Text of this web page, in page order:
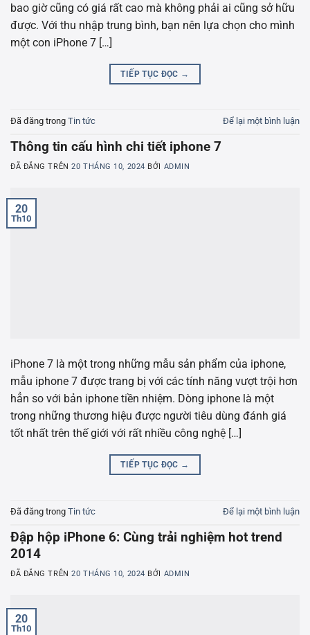
bao giờ cũng có giá rất cao mà không phải ai cũng sở hữu
được. Với thu nhập trung bình, bạn nên lựa chọn cho mình
một con iPhone 7 […]
TIẾP TỤC ĐỌC →
Đã đăng trong Tin tức Để lại một bình luận
Thông tin cấu hình chi tiết iphone 7
ĐÃ ĐĂNG TRÊN20 THÁNG 10, 2024 BỞI ADMIN
20
Th10
iPhone 7 là một trong những mẫu sản phẩm của iphone,
mẫu iphone 7 được trang bị với các tính năng vượt trội hơn
hẳn so với bản iphone tiền nhiệm. Dòng iphone là một
trong những thương hiệu được người tiêu dùng đánh giá
tốt nhất trên thế giới với rất nhiều công nghệ […]
TIẾP TỤC ĐỌC →
Đã đăng trong Tin tức Để lại một bình luận
Đập hộp iPhone 6: Cùng trải nghiệm hot trend
2014
ĐÃ ĐĂNG TRÊN20 THÁNG 10, 2024 BỞI ADMIN
20
Th10